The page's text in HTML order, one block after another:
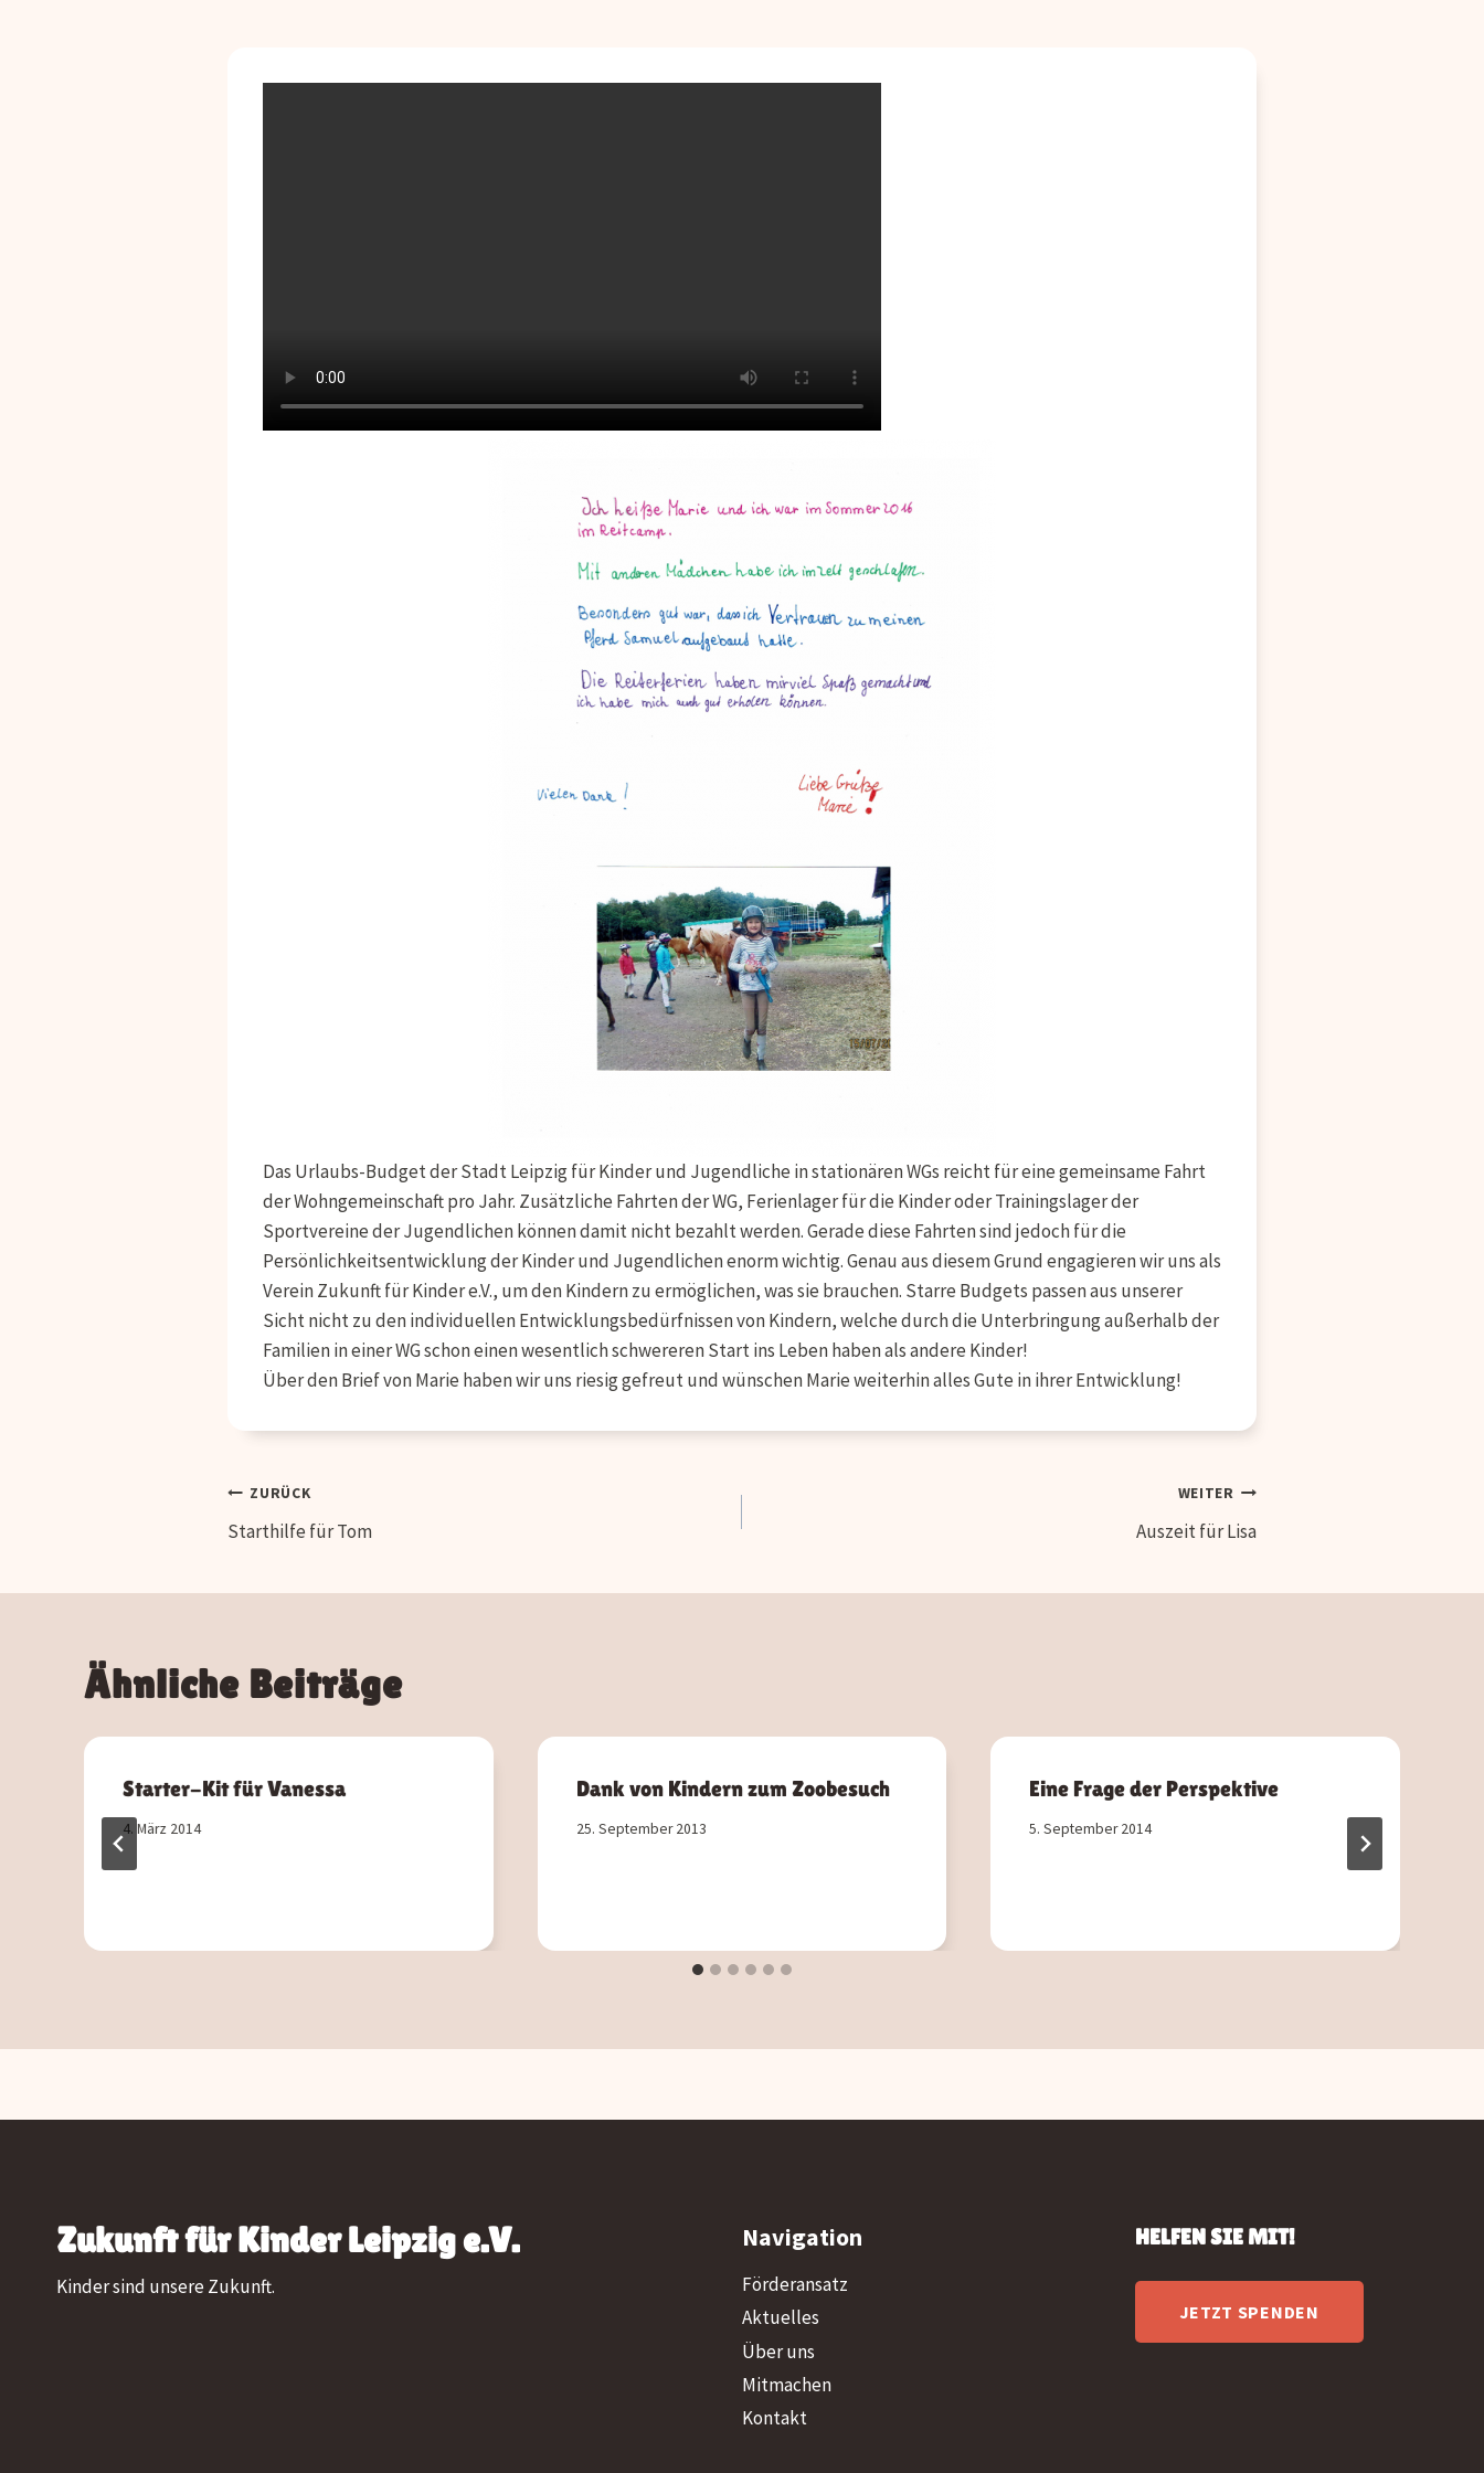
Das Urlaubs-Budget der Stadt Leipzig für Kinder und Jugendliche in stationären WGs reicht für eine gemeinsame Fahrt
der Wohngemeinschaft pro Jahr. Zusätzliche Fahrten der WG, Ferienlager für die Kinder oder Trainingslager der
Sportvereine der Jugendlichen können damit nicht bezahlt werden. Gerade diese Fahrten sind jedoch für die
Persönlichkeitsentwicklung der Kinder und Jugendlichen enorm wichtig. Genau aus diesem Grund engagieren wir uns als
Verein Zukunft für Kinder e.V., um den Kindern zu ermöglichen, was sie brauchen. Starre Budgets passen aus unserer
Sicht nicht zu den individuellen Entwicklungsbedürfnissen von Kindern, welche durch die Unterbringung außerhalb der
Familien in einer WG schon einen wesentlich schwereren Start ins Leben haben als andere Kinder!
Über den Brief von Marie haben wir uns riesig gefreut und wünschen Marie weiterhin alles Gute in ihrer Entwicklung!
Beitragsnavigation
ZURÜCK
Starthilfe für Tom
WEITER
Auszeit für Lisa
Ähnliche Beiträge
Starter-Kit für Vanessa
4. März 2014
Dank von Kindern zum Zoobesuch
25. September 2013
Eine Frage der Perspektive
5. September 2014
Zukunft für Kinder Leipzig e.V.
Kinder sind unsere Zukunft.
Navigation
Förderansatz
Aktuelles
Über uns
Mitmachen
Kontakt
HELFEN SIE MIT!
JETZT SPENDEN